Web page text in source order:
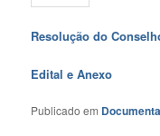
Resolução do
Edital e Anexo
Publicado em